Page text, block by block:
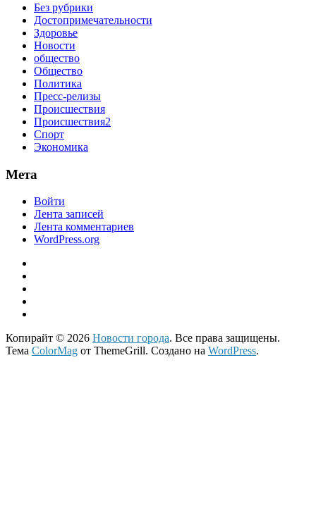
Без рубрики
Достопримечательности
Здоровье
Новости
общество
Общество
Политика
Пресс-релизы
Происшествия
Происшествия2
Спорт
Экономика
Мета
Войти
Лента записей
Лента комментариев
WordPress.org
Копирайт © 2026 Новости города. Все права защищены.
Тема ColorMag от ThemeGrill. Создано на WordPress.